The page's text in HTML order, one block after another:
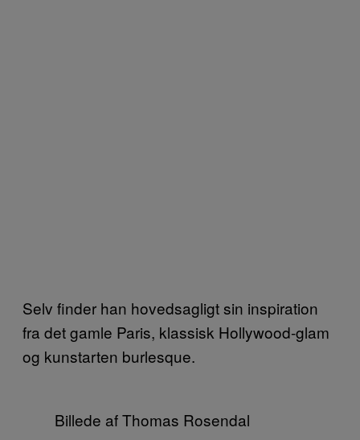
Selv finder han hovedsagligt sin inspiration
fra det gamle Paris, klassisk Hollywood-glam
og kunstarten burlesque.
Billede af Thomas Rosendal